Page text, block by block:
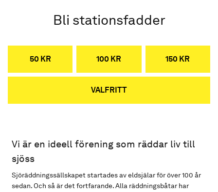
Bli stationsfadder
50 KR 100 KR 150 KR
VALFRITT
Vi är en ideell förening som räddar liv till
sjöss
Sjöräddningssällskapet startades av eldsjälar för över 100 år
sedan. Och så är det fortfarande. Alla räddningsbåtar har